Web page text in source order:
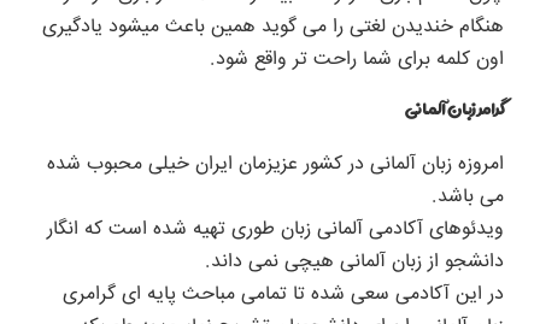
هنگام خندیدن لغتی را می گوید همین باعث میشود یادگیری
اون کلمه برای شما راحت تر واقع شود.
گرامر زبان آلمانی
امروزه زبان آلمانی در کشور عزیزمان ایران خیلی محبوب شده
می باشد.
ویدئوهای آکادمی آلمانی زبان طوری تهیه شده است که انگار
دانشجو از زبان آلمانی هیچی نمی داند.
در این آکادمی سعی شده تا تمامی مباحث پایه ای گرامری